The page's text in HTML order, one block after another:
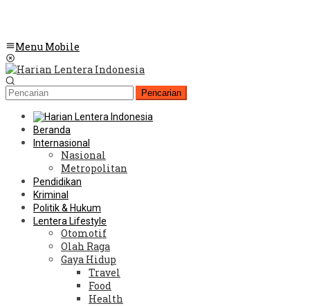
Menu Mobile
Pencarian
Beranda
Internasional
Nasional
Metropolitan
Pendidikan
Kriminal
Politik & Hukum
Lentera Lifestyle
Otomotif
Olah Raga
Gaya Hidup
Travel
Food
Health